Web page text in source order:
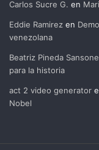
Carlos Sucre G. en
Eddie Ramirez en
venezolana
Beatriz Pineda Sansone
para la historia
act 2 video generator
Nobel